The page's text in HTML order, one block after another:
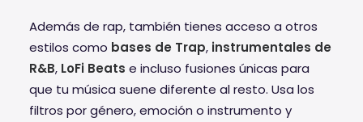
Además de rap, también tienes acceso a otros
estilos como bases de Trap, instrumentales de
R&B, LoFi Beats e incluso fusiones únicas para
que tu música suene diferente al resto. Usa los
filtros por género, emoción o instrumento y